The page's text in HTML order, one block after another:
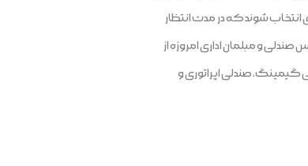
انتخاب شوند که در مدت انتظار
و مبلمان اداری امروزه از
گیمینگ، صندلی اپراتوری و